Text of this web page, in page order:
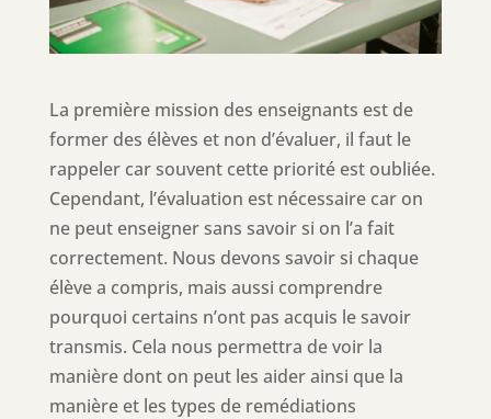
La première mission des enseignants est de
former des élèves et non d’évaluer, il faut le
rappeler car souvent cette priorité est oubliée.
Cependant, l’évaluation est nécessaire car on
ne peut enseigner sans savoir si on l’a fait
correctement. Nous devons savoir si chaque
élève a compris, mais aussi comprendre
pourquoi certains n’ont pas acquis le savoir
transmis. Cela nous permettra de voir la
manière dont on peut les aider ainsi que la
manière et les types de remédiations